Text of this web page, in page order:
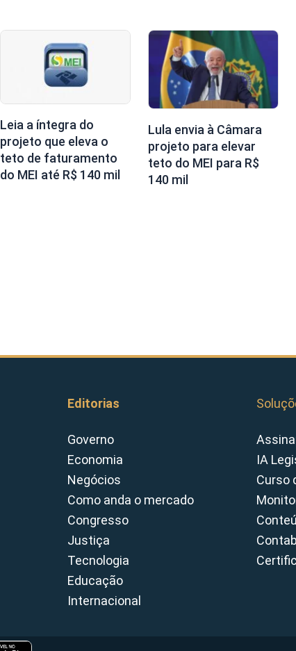
Leia a íntegra do
projeto que eleva o
teto de faturamento
do MEI até R$ 140 mil
Lula envia à Câmara
projeto para elevar
teto do MEI para R$
140 mil
Editorias
Governo
Economia
Negócios
Como anda o mercado
Congresso
Justiça
Tecnologia
Educação
Internacional
IA
Curso